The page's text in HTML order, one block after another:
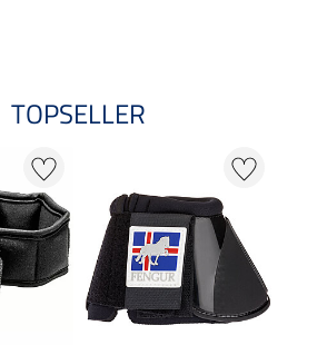
TOPSELLER